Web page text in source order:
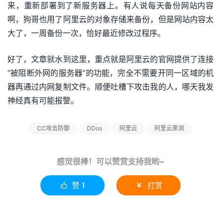
来，重新部署到了新服务器上。有人说每天备份网站内容
啊，狗哥也用了阿里云的对象存储来备份，但是网站内容太
大了，一周备份一次，恰好最近修改过程序。
好了，文章就水到这里，重点就是阿里云的官网提供了连接
“被阻断外网的服务器”的功能，完全不需要开同一区域的机
器再通过内网复制文件。顺便吐槽下攻击我的人，哪天我发
神经真有可能报警。
CC攻击防御 DDos 阿里云 阿里云黑洞
感觉很棒！可以赞赏支持我哟~
 赞 1  打赏